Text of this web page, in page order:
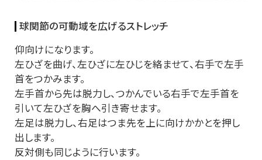
球関節の可動域を広げるストレッチ
仰向けになります。
左ひざを曲げ、左ひざに左ひじを絡ませて、右手で左手
首をつかみます。
左手首から先は脱力し、つかんでいる右手で左手首を
引いて左ひざを胸へ引き寄せます。
左足は脱力し、右足はつま先を上に向けかかとを押し
出します。
反対側も同じように行います。